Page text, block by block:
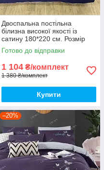
Двоспальна постільна
білизна високої якості із
сатину 180*220 см. Розмір
2.0
Готово до відправки
1 104 ₴/комплект
1 380 ₴/комплект
Купити
–20%